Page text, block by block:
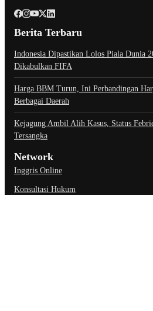
Berita Terbaru
Indonesia Dipastikan Lolos Piala Dunia
Dikabulkan FIFA
Harga BBM Turun, Ini Perbandingan
Berbagai Daerah
Kejagung Ambil Alih Kasus, Status
Tersangka
Network
Inggris Online
Konsultasi Hukum